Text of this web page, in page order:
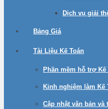
Dịch vụ giải
Bảng Giá
Tài Liệu Kế Toán
Phần mềm hỗ trợ Kế
Kinh nghiệm làm Kế
Cập nhật văn bản